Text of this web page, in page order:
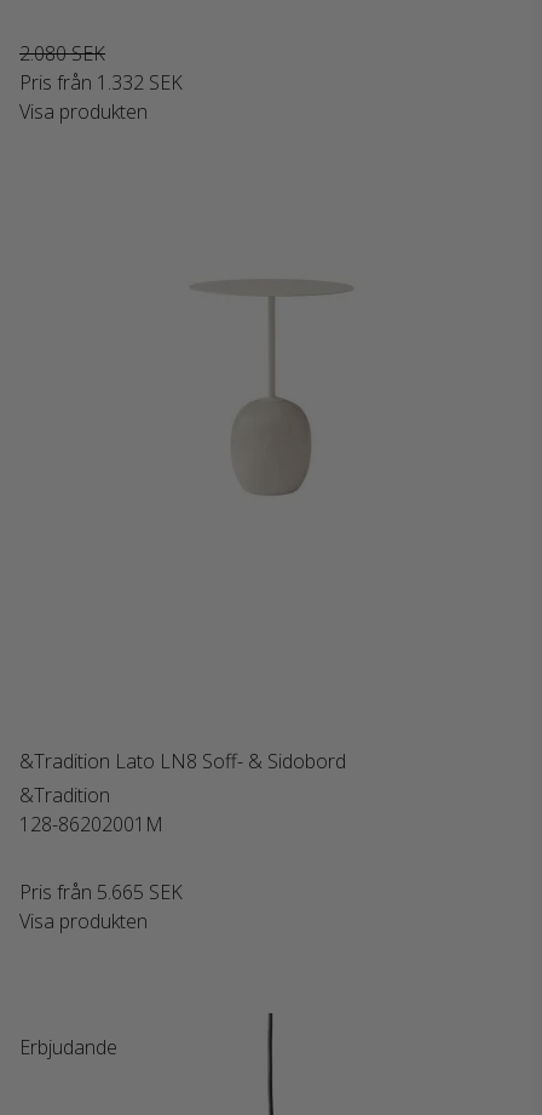
2.080 SEK
Pris från 1.332 SEK
Visa produkten
&Tradition Lato LN8 Soff- & Sidobord
&Tradition
128-86202001M
Pris från 5.665 SEK
Visa produkten
Erbjudande